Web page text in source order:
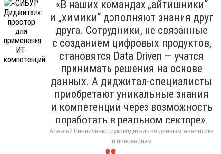
«В наших командах „айтишники“
и „химики“ дополняют знания друг
друга. Сотрудники, не связанные
с созданием цифровых продуктов,
становятся Data Driven — учатся
принимать решения на основе
данных. А диджитал-специалисты
приобретают уникальные знания
и компетенции через возможность
поработать в реальном секторе».
Алексей Винниченко, руководитель по данным, аналитике
и инновациям